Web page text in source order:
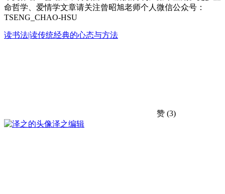
命哲学、爱情学文章请关注曾昭旭老师个人微信公众号：
TSENG_CHAO-HSU
读书法|读传统经典的心态与方法
赞 (3)
泽之编辑